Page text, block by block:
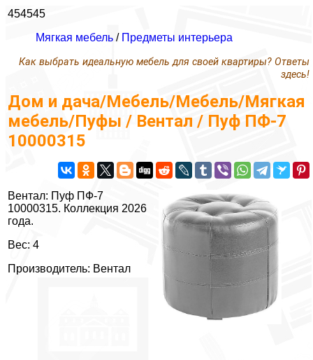
454545
Мягкая мебель / Предметы интерьера
Как выбрать идеальную мебель для своей квартиры? Ответы
здесь!
Дом и дача/Мебель/Мебель/Мягкая
мебель/Пуфы / Вентал / Пуф ПФ-7
10000315
Вентал: Пуф ПФ-7
10000315. Коллекция 2026
года.
Вес: 4
Производитель: Вентал